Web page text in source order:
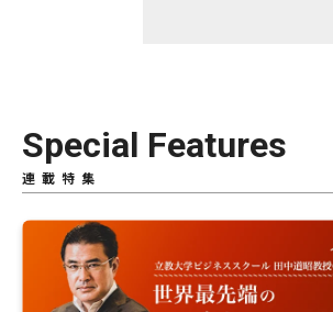
Special Features
連載特集